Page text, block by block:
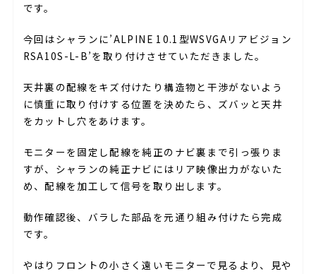
です。
今回はシャランに’ALPINE 10.1型WSVGAリアビジョン
RSA10S-L-B’を取り付けさせていただきました。
天井裏の配線をキズ付けたり構造物と干渉がないよう
に慎重に取り付けする位置を決めたら、ズバッと天井
をカットし穴をあけます。
モニターを固定し配線を純正のナビ裏まで引っ張りま
すが、シャランの純正ナビにはリア映像出力がないた
め、配線を加工して信号を取り出します。
動作確認後、バラした部品を元通り組み付けたら完成
です。
やはりフロントの小さく遠いモニターで見るより、見や